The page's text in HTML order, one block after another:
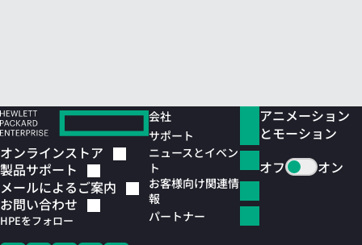
オンラインストア
製品サポート
メールによるご案内
お問い合わせ
HPEをフォロー
会社
サポート
ニュースとイベン
ト
お客様向け関連情
報
パートナー
アニメーション
とモーション
オフ
オン